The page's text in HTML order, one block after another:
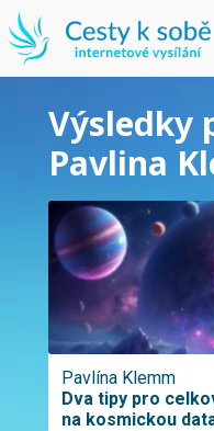
Výsledky
Pavlina
Pavlína Klemm
Dva tipy pro
na kosmickou